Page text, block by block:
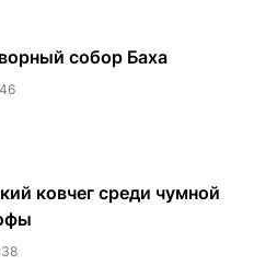
собор Баха
ковчег среди чумной